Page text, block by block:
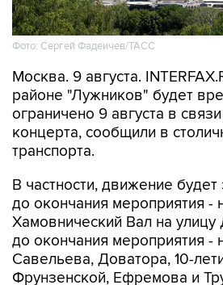
Фото: Сергей Фадеичев/ТАСС
Москва. 9 августа.
районе "Лужников" будет
ограничено 9 августа в
концерта, сообщили в
транспорта.
В частности, движение
до окончания мероприятия -
Хамовнический Вал на улицу
до окончания мероприятия -
Савельева, Доватора, 10-
Фрунзенской, Ефремова и